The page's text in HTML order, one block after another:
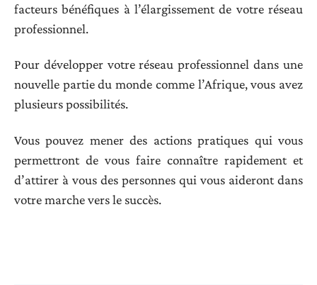
facteurs bénéfiques à l’élargissement de votre réseau
professionnel.
Pour développer votre réseau professionnel dans une
nouvelle partie du monde comme l’Afrique, vous avez
plusieurs possibilités.
Vous pouvez mener des actions pratiques qui vous
permettront de vous faire connaître rapidement et
d’attirer à vous des personnes qui vous aideront dans
votre marche vers le succès.